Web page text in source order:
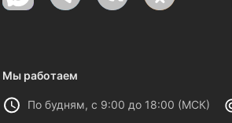
Мы работаем
По будням, с 9:00 до 18:00 (МСК)